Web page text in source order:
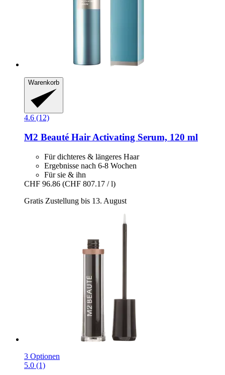
Warenkorb
4.6 (12)
M2 Beauté Hair Activating Serum, 120 ml
Für dichteres & längeres Haar
Ergebnisse nach 6-8 Wochen
Für sie & ihn
CHF 96.86 (CHF 807.17 / l)
Gratis Zustellung bis 13. August
3 Optionen
5.0 (1)